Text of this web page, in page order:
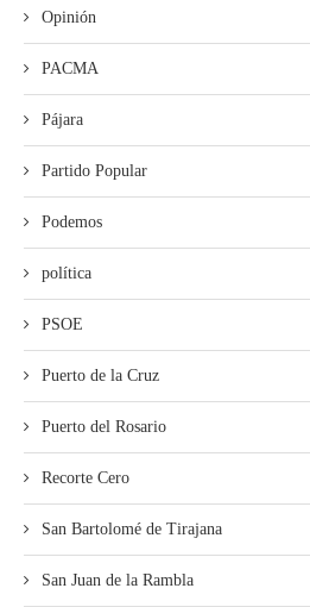
Opinión
PACMA
Pájara
Partido Popular
Podemos
política
PSOE
Puerto de la Cruz
Puerto del Rosario
Recorte Cero
San Bartolomé de Tirajana
San Juan de la Rambla